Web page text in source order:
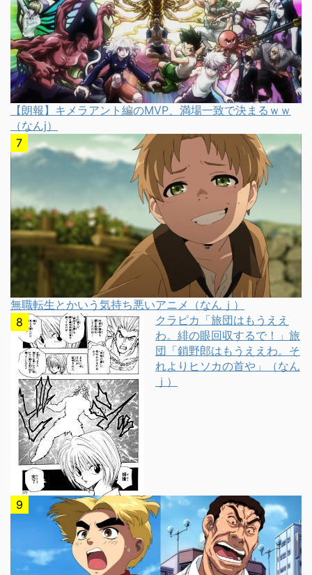
【朗報】キメラアント編のMVP、満場一致で決まるｗｗ
（なんj）
無職転生とかいう気持ち悪いアニメ（なんｊ）
クラピカ「旅団はもうええ
わ。緋の眼回収するで！」旅
団「鎖野郎はもうええわ。そ
れよりヒソカの首や」（なん
ｊ）